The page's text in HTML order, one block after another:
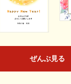
ぜんぶ見る